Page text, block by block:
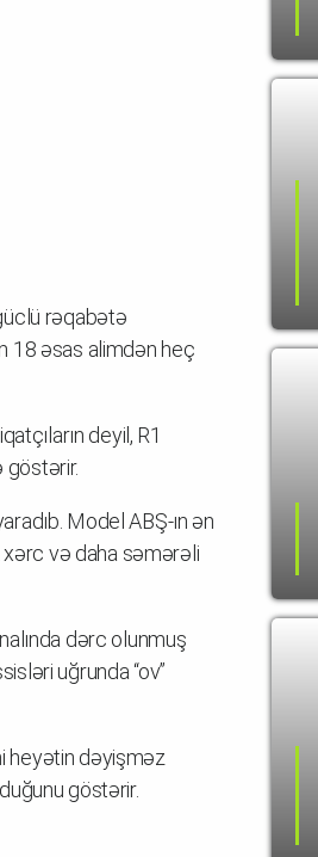
rəqabətə
18 əsas alimdən heç
deyil, R1
göstərir.
Model ABŞ-ın ən
xərc və daha səmərəli
dərc olunmuş
uğrunda “ov”
heyətin dəyişməz
göstərir.